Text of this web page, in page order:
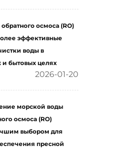
осмоса (RO)
эффективные
воды в
бытовых целях
2026-01-20
морской воды
осмоса (RO)
выбором для
пресной